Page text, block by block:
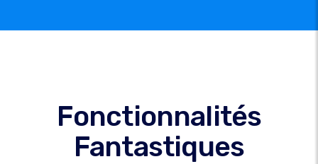
Fonctionnalités
Fantastiques